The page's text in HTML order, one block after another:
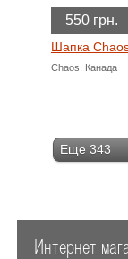
550 грн.
Шапка
Chaos, Канада
Еще 343
Интернет